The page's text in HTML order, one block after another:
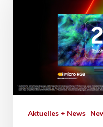
Aktuelles + News